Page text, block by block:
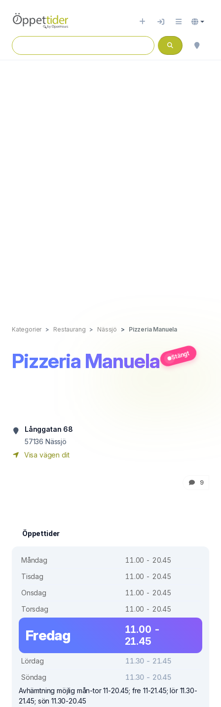
Kategorier Restaurang Nässjö Pizzeria Manuela
Pizzeria Manuela Stängt
Långgatan 68
57136 Nässjö
Visa vägen dit
9
Öppettider
Måndag
11.00 - 20.45
Tisdag
11.00 - 20.45
Onsdag
11.00 - 20.45
Torsdag
11.00 - 20.45
Fredag
11.00 -
21.45
Lördag
11.30 - 21.45
Söndag
11.30 - 20.45
Avhämtning möjlig mån-tor 11-20.45; fre 11-21.45; lör 11.30-
21.45; sön 11.30-20.45